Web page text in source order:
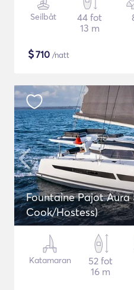
Seilbåt
44 fot
13 m
$710 /natt
Fountaine Pajot Aura
Cook/Hostess)
Katamaran
52 fot
16 m